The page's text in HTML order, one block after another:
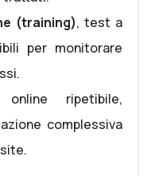
(training), test a
per monitorare
online ripetibile,
complessiva